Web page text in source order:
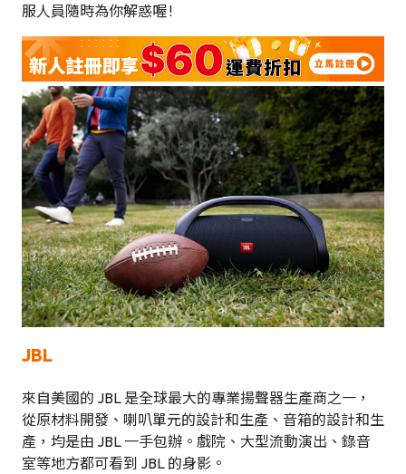
服人員隨時為你解惑喔 !
JBL
來自美國的 JBL 是全球最大的專業揚聲器生產商之一，
從原材料開發、喇叭單元的設計和生產、音箱的設計和生
產，均是由 JBL 一手包辦。戲院、大型流動演出、錄音
室等地方都可看到 JBL 的身影。